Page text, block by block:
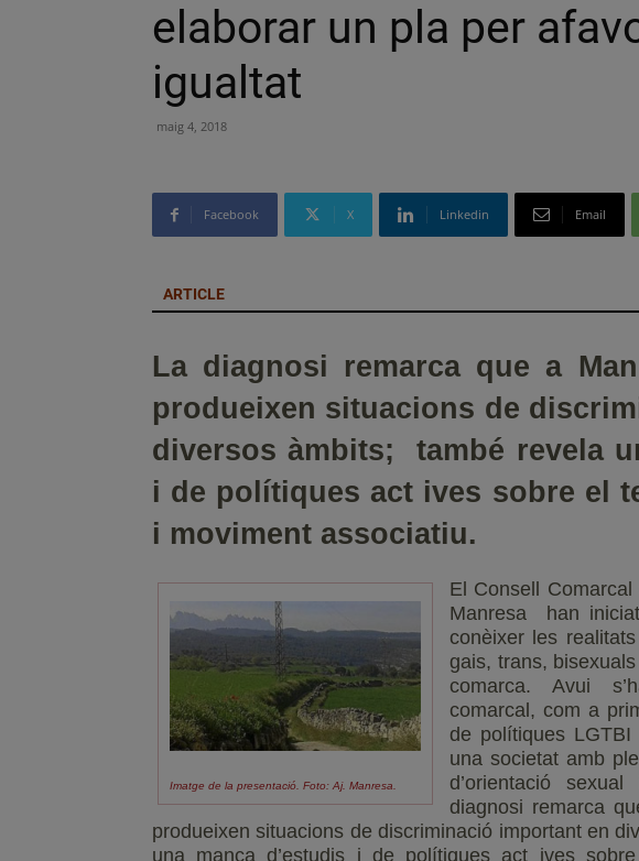
elaborar un pla per
igualtat
maig 4, 2018
Facebook X Linkedin Email
ARTICLE
La diagnosi remarca que a
produeixen situacions de
diversos àmbits; també revela
i de polítiques act ives sobre el
i moviment associatiu.
Imatge de la presentació. Foto: Aj. Manresa.
El Consell Comarcal
Manresa han
conèixer les
gais, trans,
comarca. Avui
comarcal, com a
de polítiques LGTBI
una societat amb
d’orientació
diagnosi remarca
produeixen situacions de discriminació important en
una manca d’estudis i de polítiques act ives